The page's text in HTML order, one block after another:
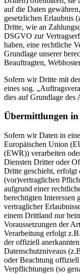
auf die Daten
gesetzlichen Erlaubnis
Dritte, wie an
DSGVO zur
haben, eine rechtliche
Grundlage unserer
Beauftragten,
Sofern wir Dritte mit
eines sog.
dies auf Grundlage
Übermittlungen
Sofern wir Daten in
Europäischen Union
(EWR)) verarbeiten
Diensten Dritter oder
Dritte geschieht, erfolgt
(vor)vertraglichen
aufgrund einer
berechtigten Interessen
vertraglicher
einem Drittland nur
Voraussetzungen der
Verarbeitung erfolgt
der offiziell
Datenschutzniveaus
oder Beachtung
Verpflichtungen (so